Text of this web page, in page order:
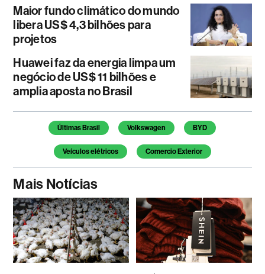
Maior fundo climático do mundo
libera US$ 4,3 bilhões para
projetos
Huawei faz da energia limpa um
negócio de US$ 11 bilhões e
amplia aposta no Brasil
Temas deste artigo
Últimas Brasil Volkswagen BYD
Veículos elétricos Comercio Exterior
Mais Notícias